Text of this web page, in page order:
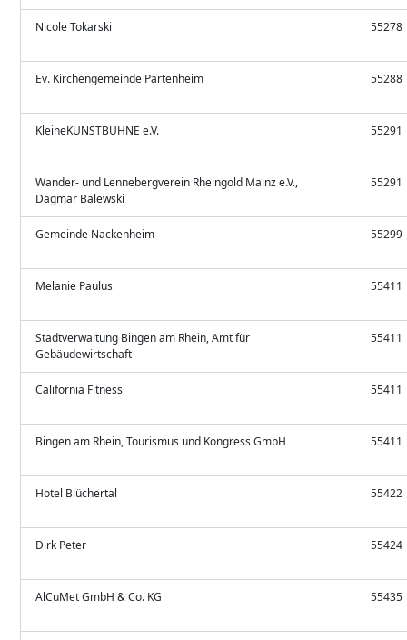
Nicole Tokarski 55278
Ev. Kirchengemeinde Partenheim 55288
KleineKUNSTBÜHNE e.V. 55291
Wander- und Lennebergverein Rheingold Mainz e.V.,
Dagmar Balewski
55291
Gemeinde Nackenheim 55299
Melanie Paulus 55411
Stadtverwaltung Bingen am Rhein, Amt für
Gebäudewirtschaft
55411
California Fitness 55411
Bingen am Rhein, Tourismus und Kongress GmbH 55411
Hotel Blüchertal 55422
Dirk Peter 55424
AlCuMet GmbH & Co. KG 55435